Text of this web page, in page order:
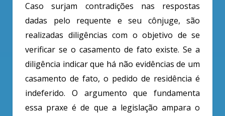
Caso surjam contradições nas respostas
dadas pelo requente e seu cônjuge, são
realizadas diligências com o objetivo de se
verificar se o casamento de fato existe. Se a
diligência indicar que há não evidências de um
casamento de fato, o pedido de residência é
indeferido. O argumento que fundamenta
essa praxe é de que a legislação ampara o